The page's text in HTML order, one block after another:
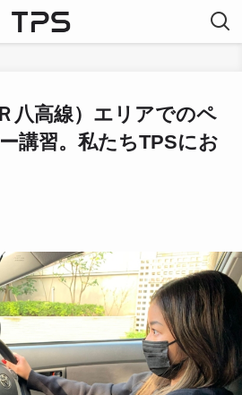
八高線）エリアでのペ
講習。私たちTPSにお